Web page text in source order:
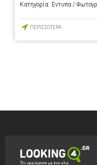
Κατηγορία: Έντυπα /
ΠΕΡΙΣΣΟΤΕΡΑ